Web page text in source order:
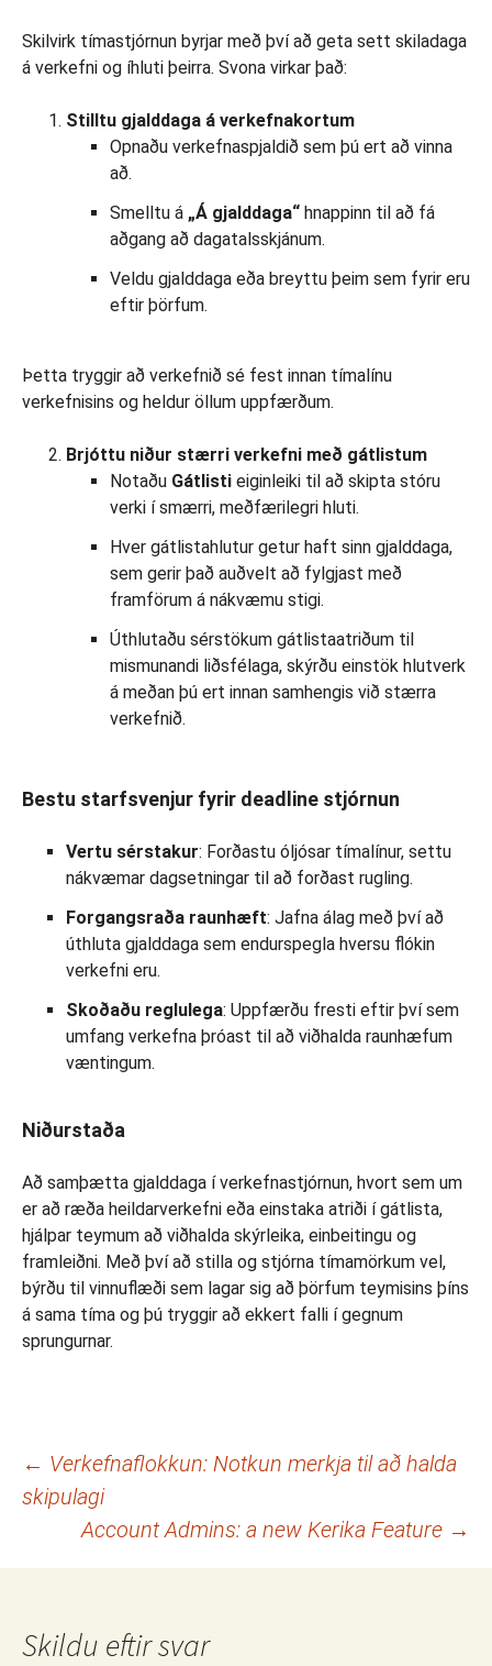
Skilvirk tímastjórnun byrjar með því að geta sett skiladaga
á verkefni og íhluti þeirra. Svona virkar það:
Stilltu gjalddaga á verkefnakortum
Opnaðu verkefnaspjaldið sem þú ert að vinna
að.
Smelltu á „Á gjalddaga“ hnappinn til að fá
aðgang að dagatalsskjánum.
Veldu gjalddaga eða breyttu þeim sem fyrir eru
eftir þörfum.
Þetta tryggir að verkefnið sé fest innan tímalínu
verkefnisins og heldur öllum uppfærðum.
Brjóttu niður stærri verkefni með gátlistum
Notaðu Gátlisti eiginleiki til að skipta stóru
verki í smærri, meðfærilegri hluti.
Hver gátlistahlutur getur haft sinn gjalddaga,
sem gerir það auðvelt að fylgjast með
framförum á nákvæmu stigi.
Úthlutaðu sérstökum gátlistaatriðum til
mismunandi liðsfélaga, skýrðu einstök hlutverk
á meðan þú ert innan samhengis við stærra
verkefnið.
Bestu starfsvenjur fyrir deadline stjórnun
Vertu sérstakur: Forðastu óljósar tímalínur, settu
nákvæmar dagsetningar til að forðast rugling.
Forgangsraða raunhæft: Jafna álag með því að
úthluta gjalddaga sem endurspegla hversu flókin
verkefni eru.
Skoðaðu reglulega: Uppfærðu fresti eftir því sem
umfang verkefna þróast til að viðhalda raunhæfum
væntingum.
Niðurstaða
Að samþætta gjalddaga í verkefnastjórnun, hvort sem um
er að ræða heildarverkefni eða einstaka atriði í gátlista,
hjálpar teymum að viðhalda skýrleika, einbeitingu og
framleiðni. Með því að stilla og stjórna tímamörkum vel,
býrðu til vinnuflæði sem lagar sig að þörfum teymisins þíns
á sama tíma og þú tryggir að ekkert falli í gegnum
sprungurnar.
Leiðarkerfi
færslna
← Verkefnaflokkun: Notkun merkja til að halda
skipulagi
Account Admins: a new Kerika Feature →
Skildu eftir svar